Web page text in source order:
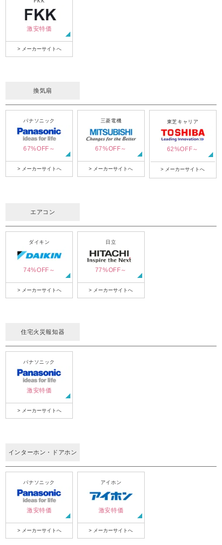
激安特価
> メーカーサイトへ
換気扇
パナソニック
67%OFF～
> メーカーサイトへ
三菱電機
67%OFF～
> メーカーサイトへ
東芝キャリア
62%OFF～
> メーカーサイトへ
エアコン
ダイキン
74%OFF～
> メーカーサイトへ
日立
77%OFF～
> メーカーサイトへ
住宅火災報知器
パナソニック
激安特価
> メーカーサイトへ
インターホン・ドアホン
パナソニック
激安特価
> メーカーサイトへ
アイホン
激安特価
> メーカーサイトへ